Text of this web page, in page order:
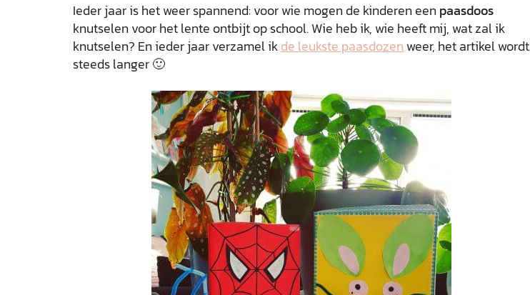
Ieder jaar is het weer spannend: voor wie mogen de kinderen een paasdoos
knutselen voor het lente ontbijt op school. Wie heb ik, wie heeft mij, wat zal ik
knutselen? En ieder jaar verzamel ikde leukste paasdozen weer, het artikel wordt
steeds langer 🙂